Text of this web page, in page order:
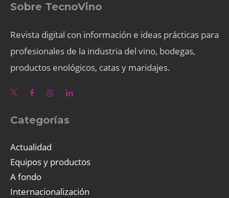
Sobre TecnoVino
Revista digital con información e ideas prácticas para
profesionales de la industria del vino, bodegas,
productos enológicos, catas y maridajes.
Categorías
Actualidad
Equipos y productos
A fondo
Internacionalización